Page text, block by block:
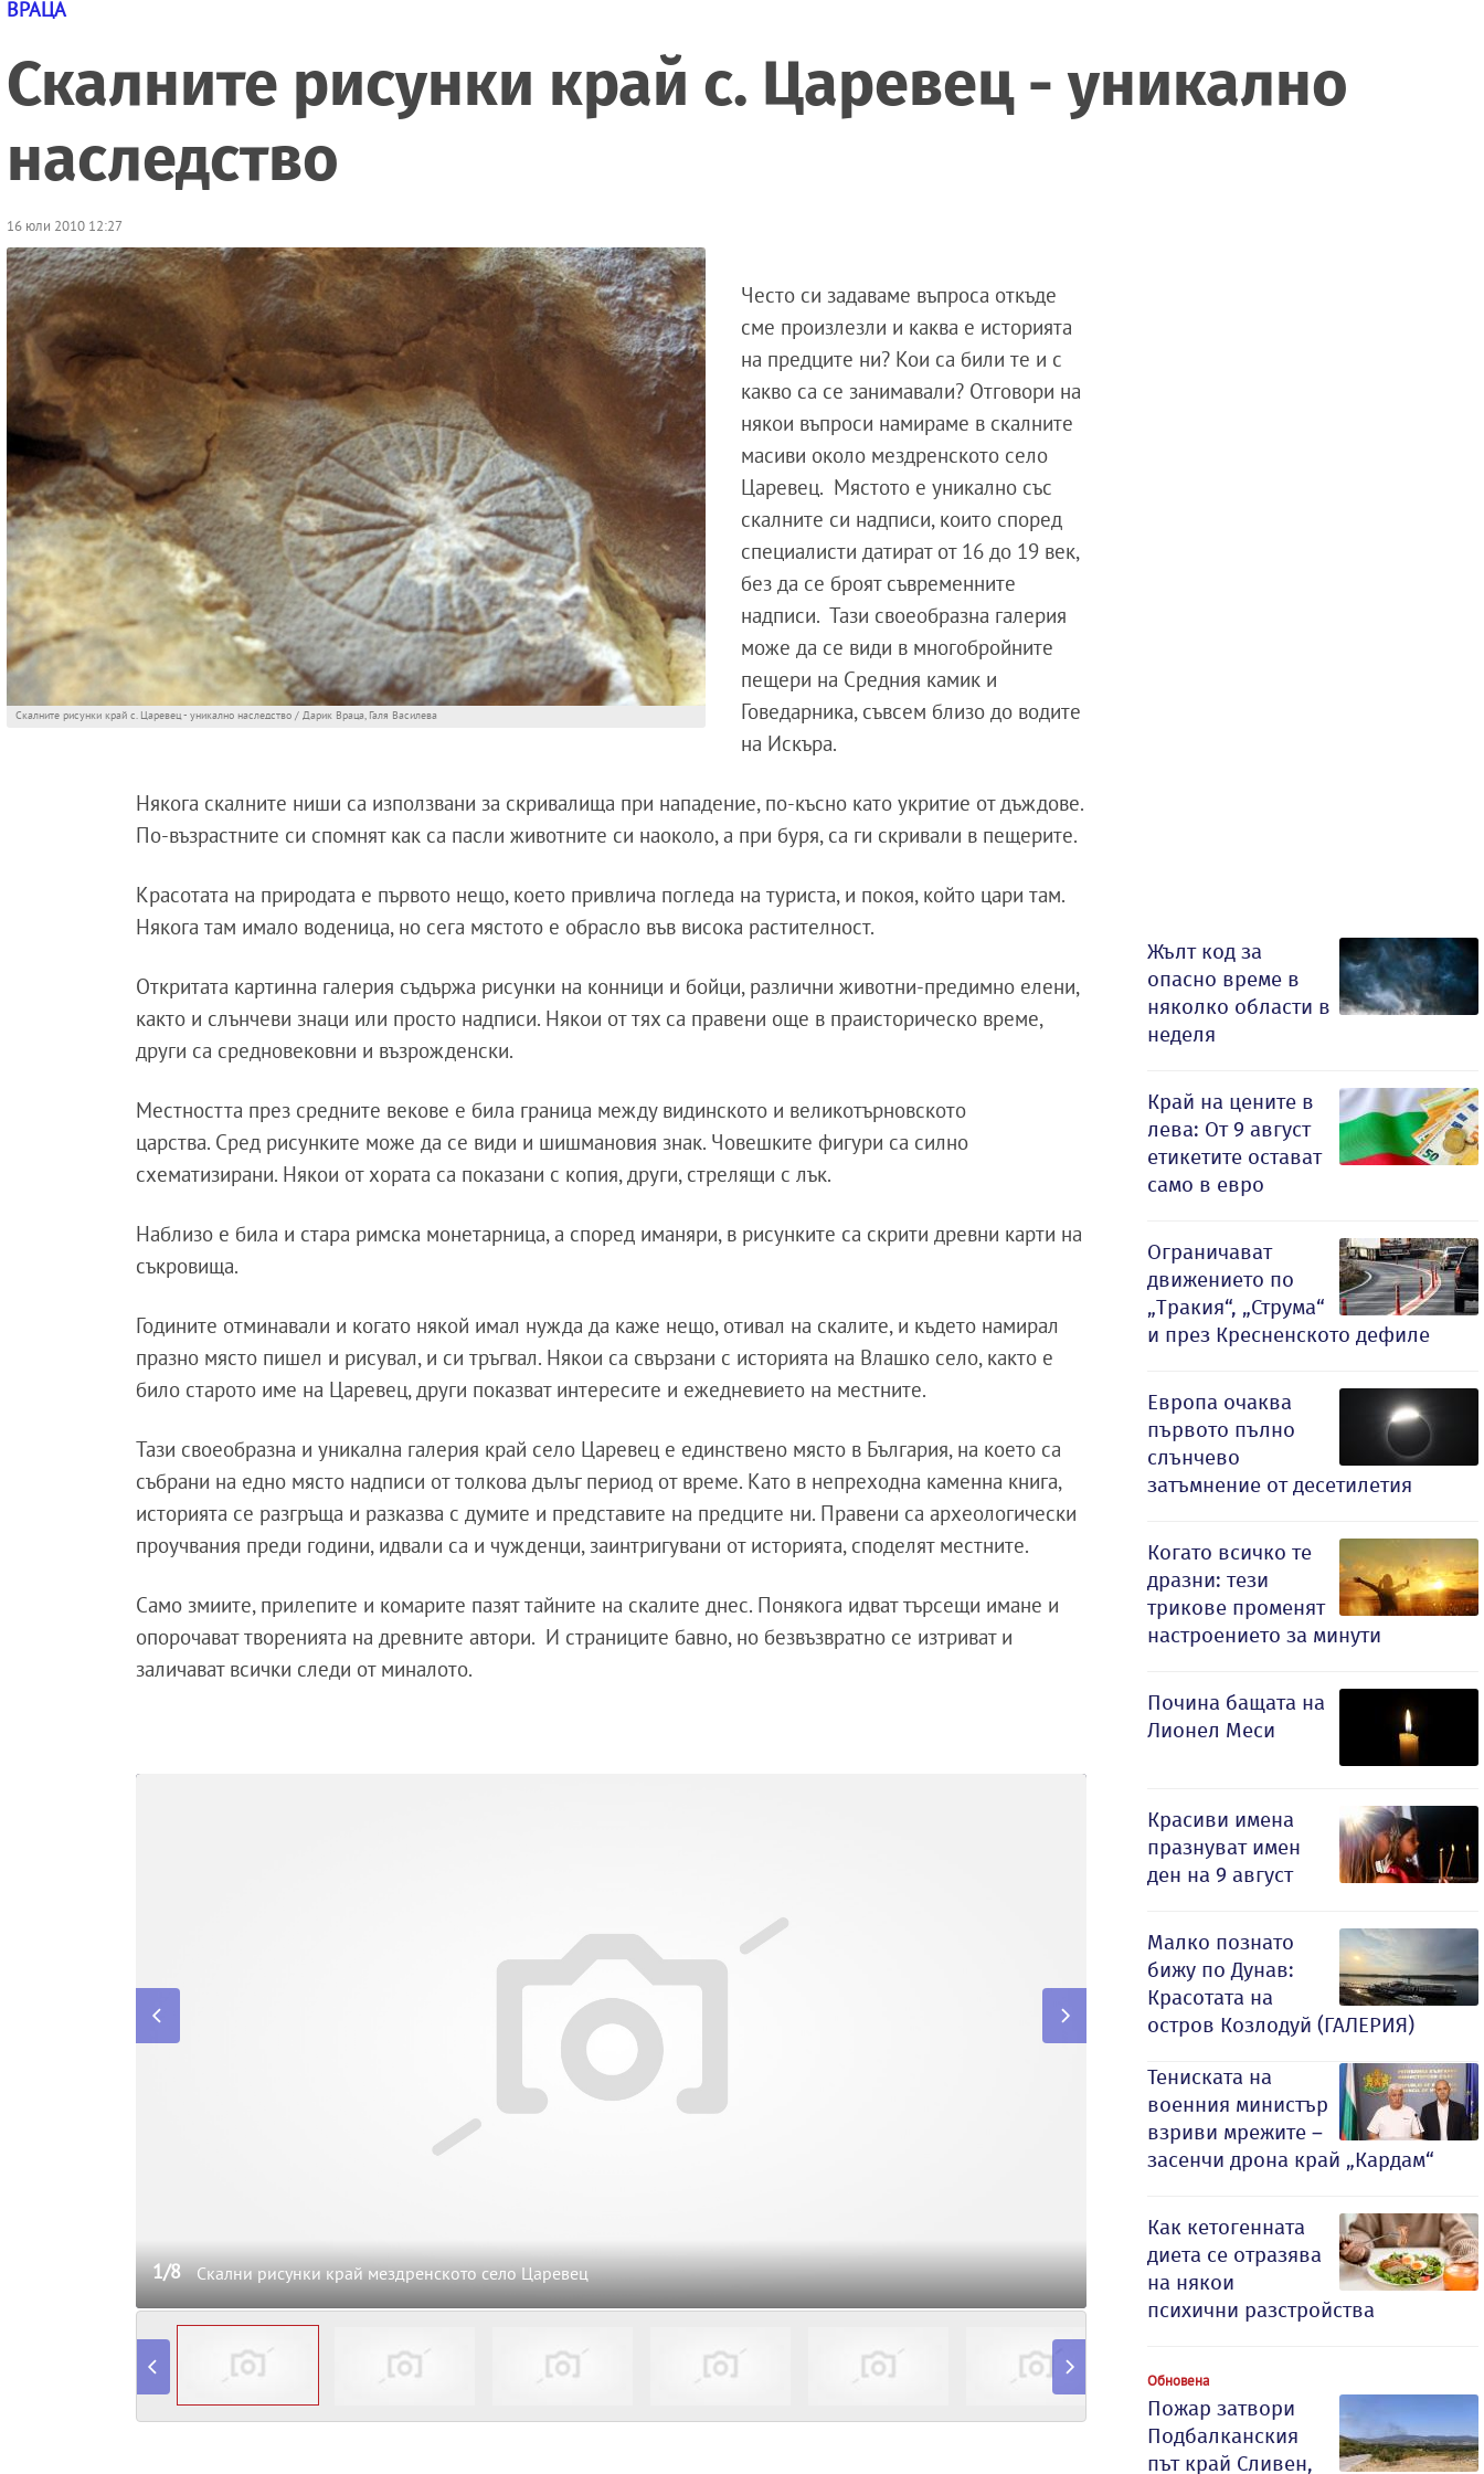
ВРАЦА
Скалните рисунки край с. Царевец - уникално
наследство
16 юли 2010 12:27
Скалните рисунки край с. Царевец - уникално наследство / Дарик Враца, Галя Василева
Често си задаваме въпроса откъде
сме произлезли и каква е историята
на предците ни? Кои са били те и с
какво са се занимавали? Отговори на
някои въпроси намираме в скалните
масиви около мездренското село
Царевец. Мястото е уникално със
скалните си надписи, които според
специалисти датират от 16 до 19 век,
без да се броят съвременните
надписи. Тази своеобразна галерия
може да се види в многобройните
пещери на Средния камик и
Говедарника, съвсем близо до водите
на Искъра.
Някога скалните ниши са използвани за скривалища при нападение, по-късно като укритие от дъждове.
По-възрастните си спомнят как са пасли животните си наоколо, а при буря, са ги скривали в пещерите.
Красотата на природата е първото нещо, което привлича погледа на туриста, и покоя, който цари там.
Някога там имало воденица, но сега мястото е обрасло във висока растителност.
Откритата картинна галерия съдържа рисунки на конници и бойци, различни животни-предимно елени,
както и слънчеви знаци или просто надписи. Някои от тях са правени още в праисторическо време,
други са средновековни и възрожденски.
Местността през средните векове е била граница между видинското и великотърновското
царства. Сред рисунките може да се види и шишмановия знак. Човешките фигури са силно
схематизирани. Някои от хората са показани с копия, други, стрелящи с лък.
Наблизо е била и стара римска монетарница, а според иманяри, в рисунките са скрити древни карти на
съкровища.
Годините отминавали и когато някой имал нужда да каже нещо, отивал на скалите, и където намирал
празно място пишел и рисувал, и си тръгвал. Някои са свързани с историята на Влашко село, както е
било старото име на Царевец, други показват интересите и ежедневието на местните.
Тази своеобразна и уникална галерия край село Царевец е единствено място в България, на което са
събрани на едно място надписи от толкова дълъг период от време. Като в непреходна каменна книга,
историята се разгръща и разказва с думите и представите на предците ни. Правени са археологически
проучвания преди години, идвали са и чужденци, заинтригувани от историята, споделят местните.
Само змиите, прилепите и комарите пазят тайните на скалите днес. Понякога идват търсещи имане и
опорочават творенията на древните автори. И страниците бавно, но безвъзвратно се изтриват и
заличават всички следи от миналото.
1/8 Скални рисунки край мездренското село Царевец
Жълт код за
опасно време в
няколко области в
неделя
Край на цените в
лева: От 9 август
етикетите остават
само в евро
Ограничават
движението по
„Тракия“, „Струма“
и през Кресненското дефиле
Европа очаква
първото пълно
слънчево
затъмнение от десетилетия
Когато всичко те
дразни: тези
трикове променят
настроението за минути
Почина бащата на
Лионел Меси
Красиви имена
празнуват имен
ден на 9 август
Малко познато
бижу по Дунав:
Красотата на
остров Козлодуй (ГАЛЕРИЯ)
Тениската на
военния министър
взриви мрежите –
засенчи дрона край „Кардам“
Как кетогенната
диета се отразява
на някои
психични разстройства
Обновена
Пожар затвори
Подбалканския
път край Сливен,